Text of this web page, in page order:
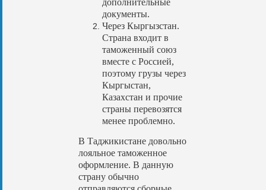
документы.
Через Кыргызстан.
Страна входит в
таможенный союз
вместе с Россией,
поэтому грузы через
Кыргыстан,
Казахстан и прочие
страны перевозятся
менее проблемно.
В Таджикистане довольно
лояльное таможенное
оформление. В данную
страну обычно